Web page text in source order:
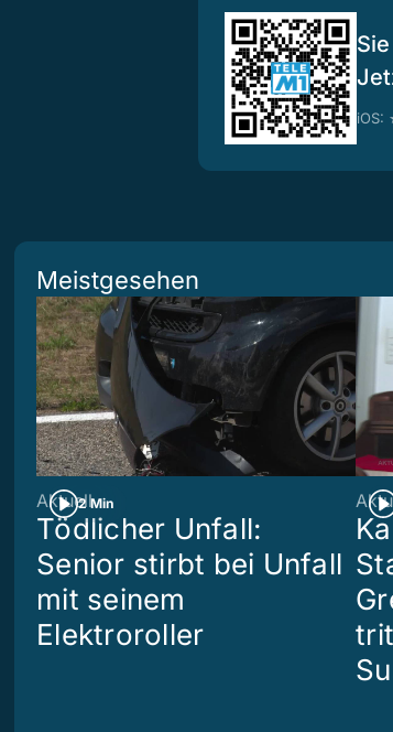
iOS:
Meistgesehen
2 Min
Aktuell
Tödlicher Unfall:
Senior stirbt bei Unfall
mit seinem
Elektroroller